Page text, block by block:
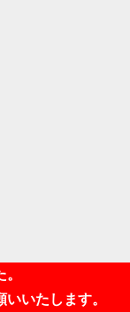
いたします。